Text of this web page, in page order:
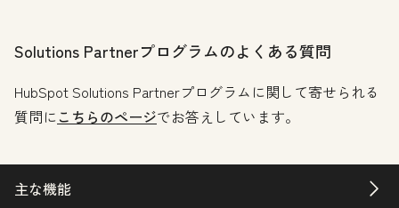
Solutions Partnerプログラムのよくある質問
HubSpot Solutions Partnerプログラムに関して寄せられる
質問に こちらのページでお答えしています。
主な機能